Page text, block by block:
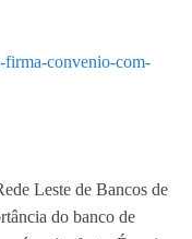
firma-convenio-com-
Leste de Bancos de
do banco de